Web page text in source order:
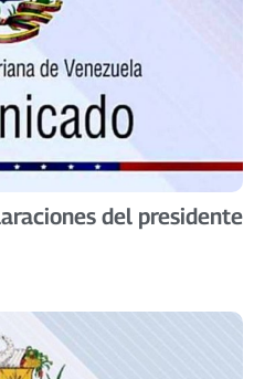
del presidente